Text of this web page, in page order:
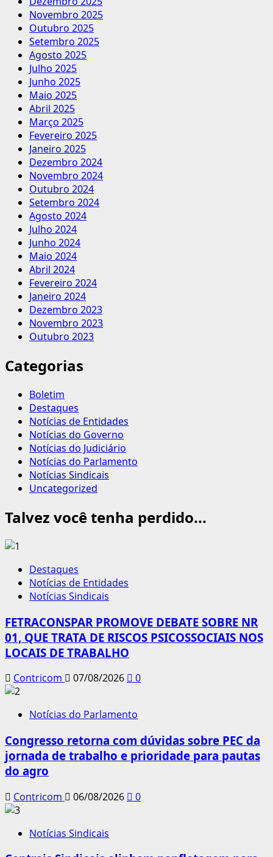
Novembro 2025
Outubro 2025
Setembro 2025
Agosto 2025
Julho 2025
Junho 2025
Maio 2025
Abril 2025
Março 2025
Fevereiro 2025
Janeiro 2025
Dezembro 2024
Novembro 2024
Outubro 2024
Setembro 2024
Agosto 2024
Julho 2024
Junho 2024
Maio 2024
Abril 2024
Fevereiro 2024
Janeiro 2024
Dezembro 2023
Novembro 2023
Outubro 2023
Categorias
Boletim
Destaques
Notícias de Entidades
Notícias do Governo
Notícias do Judiciário
Notícias do Parlamento
Notícias Sindicais
Uncategorized
Talvez você tenha perdido...
Destaques
Notícias de Entidades
Notícias Sindicais
FETRACONSPAR PROMOVE DEBATE SOBRE NR
01, QUE TRATA DE RISCOS PSICOSSOCIAIS NOS
LOCAIS DE TRABALHO
Contricom 07/08/2026 0
Notícias do Parlamento
Congresso retorna com dúvidas sobre PEC da
jornada de trabalho e prioridade para pautas
do agro
Contricom 06/08/2026 0
Notícias Sindicais